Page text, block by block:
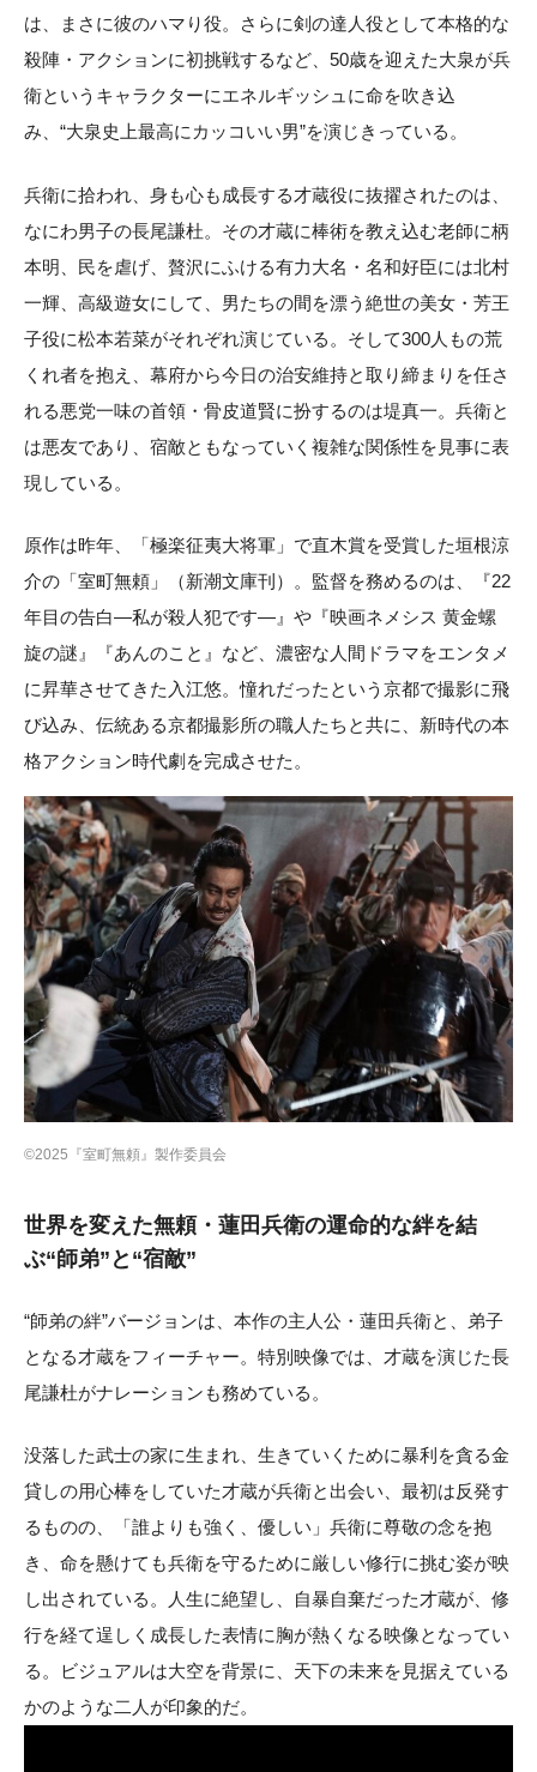
は、まさに彼のハマり役。さらに剣の達人役として本格的な
殺陣・アクションに初挑戦するなど、50歳を迎えた大泉が兵
衛というキャラクターにエネルギッシュに命を吹き込
み、“大泉史上最高にカッコいい男”を演じきっている。
兵衛に拾われ、身も心も成長する才蔵役に抜擢されたのは、
なにわ男子の長尾謙杜。その才蔵に棒術を教え込む老師に柄
本明、民を虐げ、贅沢にふける有力大名・名和好臣には北村
一輝、高級遊女にして、男たちの間を漂う絶世の美女・芳王
子役に松本若菜がそれぞれ演じている。そして300人もの荒
くれ者を抱え、幕府から今日の治安維持と取り締まりを任さ
れる悪党一味の首領・骨皮道賢に扮するのは堤真一。兵衛と
は悪友であり、宿敵ともなっていく複雑な関係性を見事に表
現している。
原作は昨年、「極楽征夷大将軍」で直木賞を受賞した垣根涼
介の「室町無頼」（新潮文庫刊）。監督を務めるのは、『22
年目の告白―私が殺人犯です—』や『映画ネメシス 黄金螺
旋の謎』『あんのこと』など、濃密な人間ドラマをエンタメ
に昇華させてきた入江悠。憧れだったという京都で撮影に飛
び込み、伝統ある京都撮影所の職人たちと共に、新時代の本
格アクション時代劇を完成させた。
©2025『室町無頼』製作委員会
世界を変えた無頼・蓮田兵衛の運命的な絆を結
ぶ“師弟”と“宿敵”
“師弟の絆”バージョンは、本作の主人公・蓮田兵衛と、弟子
となる才蔵をフィーチャー。特別映像では、才蔵を演じた長
尾謙杜がナレーションも務めている。
没落した武士の家に生まれ、生きていくために暴利を貪る金
貸しの用心棒をしていた才蔵が兵衛と出会い、最初は反発す
るものの、「誰よりも強く、優しい」兵衛に尊敬の念を抱
き、命を懸けても兵衛を守るために厳しい修行に挑む姿が映
し出されている。人生に絶望し、自暴自棄だった才蔵が、修
行を経て逞しく成長した表情に胸が熱くなる映像となってい
る。ビジュアルは大空を背景に、天下の未来を見据えている
かのような二人が印象的だ。